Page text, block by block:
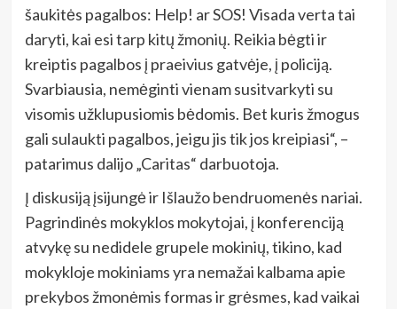
šaukitės pagalbos: Help! ar SOS! Visada verta tai
daryti, kai esi tarp kitų žmonių. Reikia bėgti ir
kreiptis pagalbos į praeivius gatvėje, į policiją.
Svarbiausia, nemėginti vienam susitvarkyti su
visomis užklupusiomis bėdomis. Bet kuris žmogus
gali sulaukti pagalbos, jeigu jis tik jos kreipiasi“, –
patarimus dalijo „Caritas“ darbuotoja.
Į diskusiją įsijungė ir Išlaužo bendruomenės nariai.
Pagrindinės mokyklos mokytojai, į konferenciją
atvykę su nedidele grupele mokinių, tikino, kad
mokykloje mokiniams yra nemažai kalbama apie
prekybos žmonėmis formas ir grėsmes, kad vaikai